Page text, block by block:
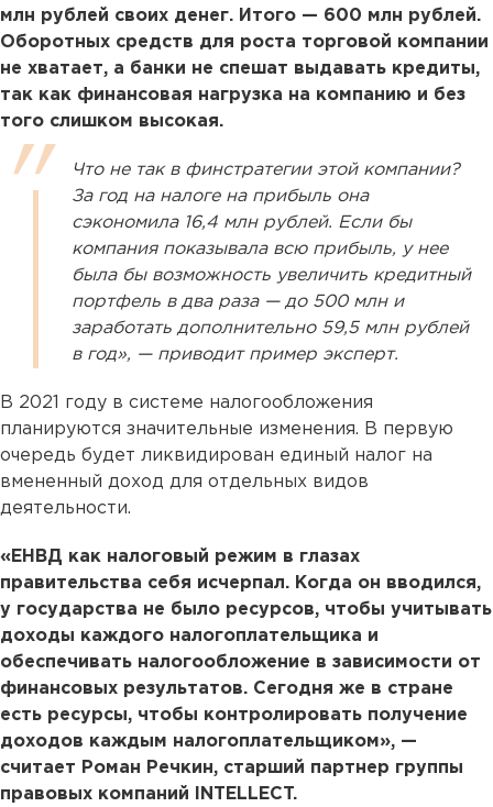
млн рублей своих денег. Итого — 600 млн рублей.
Оборотных средств для роста торговой компании
не хватает, а банки не спешат выдавать кредиты,
так как финансовая нагрузка на компанию и без
того слишком высокая.
Что не так в финстратегии этой компании?
За год на налоге на прибыль она
сэкономила 16,4 млн рублей. Если бы
компания показывала всю прибыль, у нее
была бы возможность увеличить кредитный
портфель в два раза — до 500 млн и
заработать дополнительно 59,5 млн рублей
в год», — приводит пример эксперт.
В 2021 году в системе налогообложения
планируются значительные изменения. В первую
очередь будет ликвидирован единый налог на
вмененный доход для отдельных видов
деятельности.
«ЕНВД как налоговый режим в глазах
правительства себя исчерпал. Когда он вводился,
у государства не было ресурсов, чтобы учитывать
доходы каждого налогоплательщика и
обеспечивать налогообложение в зависимости от
финансовых результатов. Сегодня же в стране
есть ресурсы, чтобы контролировать получение
доходов каждым налогоплательщиком», —
считает Роман Речкин, старший партнер группы
правовых компаний INTELLECT.